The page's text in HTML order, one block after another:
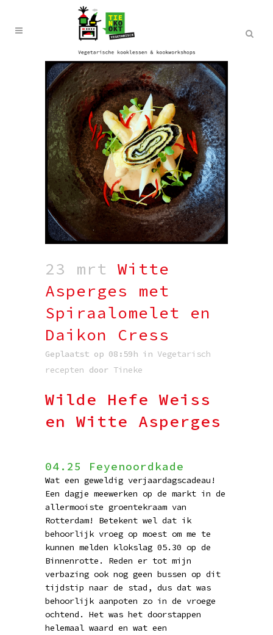
23 mrt Witte
Asperges met
Spiraalomelet en
Daikon Cress
Geplaatst op 08:59h in Vegetarisch
recepten door Tineke
Wilde Hefe Weiss
en Witte Asperges
04.25 Feyenoordkade
Wat een geweldig verjaardagscadeau!
Een dagje meewerken op de markt in de
allermooiste groentekraam van
Rotterdam! Betekent wel dat ik
behoorlijk vroeg op moest om me te
kunnen melden klokslag 05.30 op de
Binnenrotte. Reden er tot mijn
verbazing ook nog geen bussen op dit
tijdstip naar de stad, dus dat was
behoorlijk aanpoten zo in de vroege
ochtend. Het was het doorstappen
helemaal waard en wat een